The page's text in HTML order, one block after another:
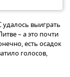
выиграть
– а это почти
есть осадок
голосов,